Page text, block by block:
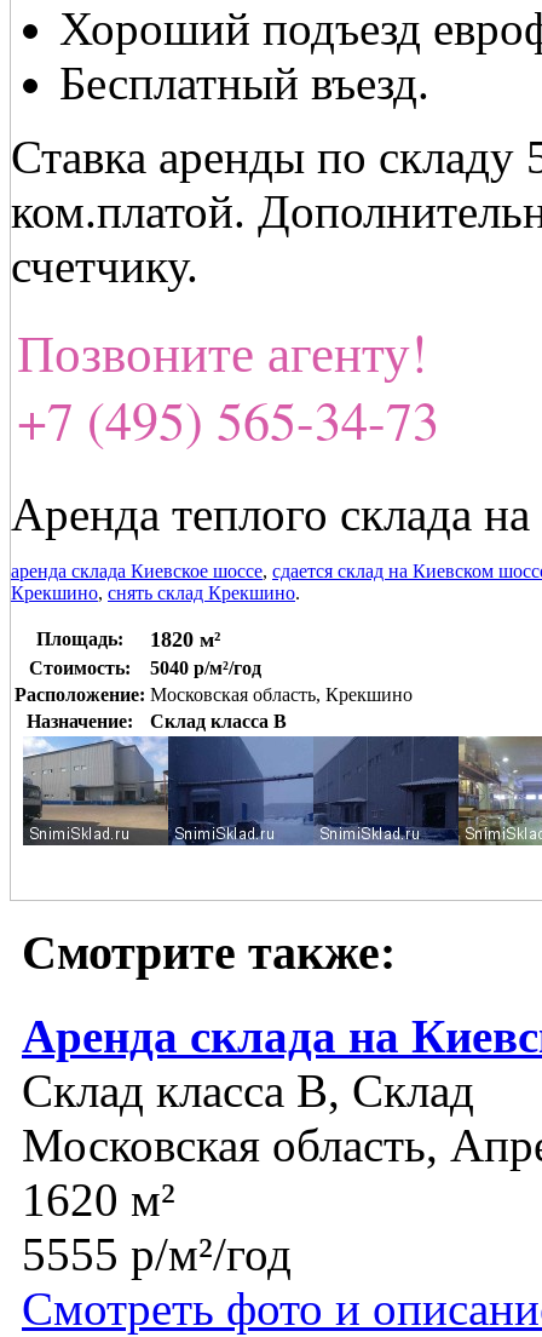
Хороший подъезд
Бесплатный въезд.
Ставка аренды по
ком.платой.
счетчику.
Позвоните агенту!
+7 (495) 565-34-73
Аренда теплого склада
аренда склада Киевское шоссе, сдается склад на Киевском
Крекшино, снять склад Крекшино.
Площадь: 1820 м²
Стоимость:
5040 р/м²/год
Расположение: Московская область, Крекшино
Назначение:
Склад класса B
Смотрите также:
Аренда склада на
Склад класса B, Склад
Московская область,
1620 м²
5555 р/м²/год
Смотреть фото и